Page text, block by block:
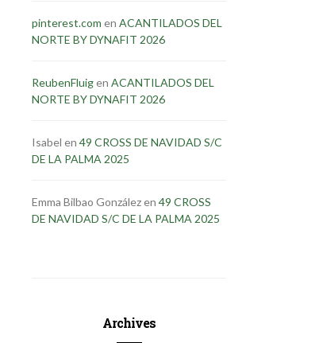
pinterest.com en ACANTILADOS DEL
NORTE BY DYNAFIT 2026
ReubenFluigen ACANTILADOS DEL
NORTE BY DYNAFIT 2026
Isabel en 49 CROSS DE NAVIDAD S/C
DE LA PALMA 2025
Emma Bilbao Gonzálezen 49 CROSS
DE NAVIDAD S/C DE LA PALMA 2025
Archives